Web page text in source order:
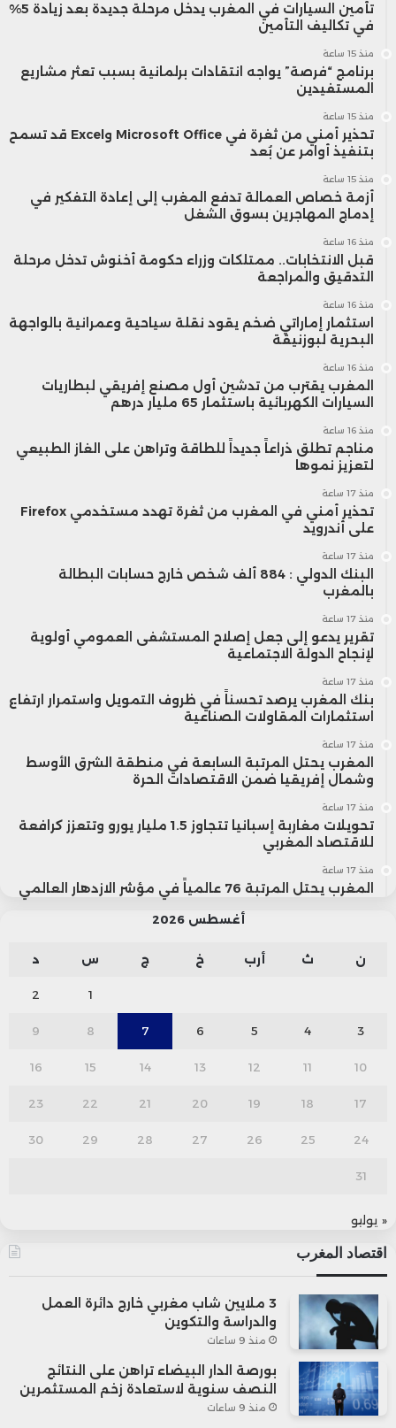
تأمين السيارات في المغرب يدخل مرحلة جديدة بعد زيادة 5%
في تكاليف التأمين
منذ 15 ساعة
برنامج “فرصة” يواجه انتقادات برلمانية بسبب تعثر مشاريع
المستفيدين
منذ 15 ساعة
تحذير أمني من ثغرة في Microsoft Office وExcel قد تسمح
بتنفيذ أوامر عن بُعد
منذ 15 ساعة
أزمة خصاص العمالة تدفع المغرب إلى إعادة التفكير في
إدماج المهاجرين بسوق الشغل
منذ 16 ساعة
قبل الانتخابات.. ممتلكات وزراء حكومة أخنوش تدخل مرحلة
التدقيق والمراجعة
منذ 16 ساعة
استثمار إماراتي ضخم يقود نقلة سياحية وعمرانية بالواجهة
البحرية لبوزنيقة
منذ 16 ساعة
المغرب يقترب من تدشين أول مصنع إفريقي لبطاريات
السيارات الكهربائية باستثمار 65 مليار درهم
منذ 16 ساعة
مناجم تطلق ذراعاً جديداً للطاقة وتراهن على الغاز الطبيعي
لتعزيز نموها
منذ 17 ساعة
تحذير أمني في المغرب من ثغرة تهدد مستخدمي Firefox
على أندرويد
منذ 17 ساعة
البنك الدولي : 884 ألف شخص خارج حسابات البطالة
بالمغرب
منذ 17 ساعة
تقرير يدعو إلى جعل إصلاح المستشفى العمومي أولوية
لإنجاح الدولة الاجتماعية
منذ 17 ساعة
بنك المغرب يرصد تحسناً في ظروف التمويل واستمرار ارتفاع
استثمارات المقاولات الصناعية
منذ 17 ساعة
المغرب يحتل المرتبة السابعة في منطقة الشرق الأوسط
وشمال إفريقيا ضمن الاقتصادات الحرة
منذ 17 ساعة
تحويلات مغاربة إسبانيا تتجاوز 1.5 مليار يورو وتتعزز كرافعة
للاقتصاد المغربي
منذ 17 ساعة
المغرب يحتل المرتبة 76 عالمياً في مؤشر الازدهار العالمي
أغسطس 2026
ن ث أرب خ ج س د
1
2
3
4
5
6
7
8
9
10
11
12
13
14
15
16
17
18
19
20
21
22
23
24
25
26
27
28
29
30
31
« يوليو
اقتصاد المغرب
3 ملايين شاب مغربي خارج دائرة العمل
والدراسة والتكوين
منذ 9 ساعات
بورصة الدار البيضاء تراهن على النتائج
النصف سنوية لاستعادة زخم المستثمرين
منذ 9 ساعات